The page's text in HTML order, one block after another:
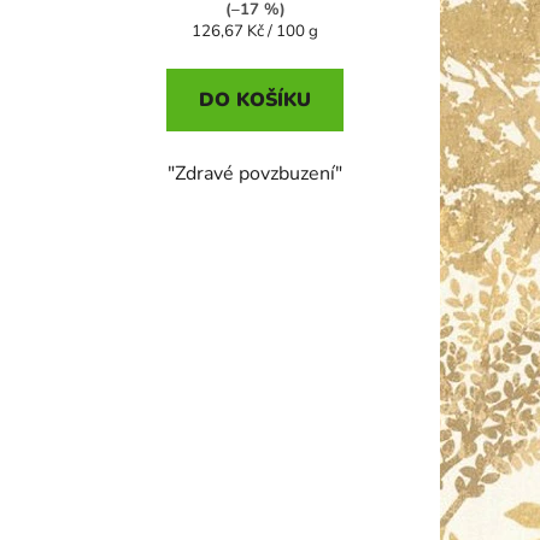
(–17 %)
Měrná
126,67 Kč / 100 g
DO KOŠÍKU
"Zdravé povzbuzení"